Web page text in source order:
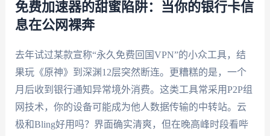
免费加速器的甜蜜陷阱：当你的银行卡信
息在公网裸奔
去年试过某款宣称“永久免费回国VPN”的小众工具，结
果玩《原神》到深渊12层突然断连。更糟糕的是，一个
月后收到银行通知异常境外消费。这类工具常采用P2P组
网技术，你的设备可能成为他人数据传输的中转站。云
极和Bling好用吗？界面确实清爽，但在晚高峰时段看哔